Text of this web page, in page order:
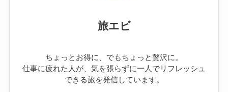
旅エビ
ちょっとお得に、でもちょっと贅沢に。
仕事に疲れた人が、気を張らずに一人でリフレッシュ
できる旅を発信しています。